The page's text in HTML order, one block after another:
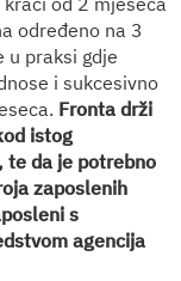
određeno na 3
u praksi gdje
i sukcesivno
Fronta drži
istog
te da je potrebno
zaposlenih
s
agencija